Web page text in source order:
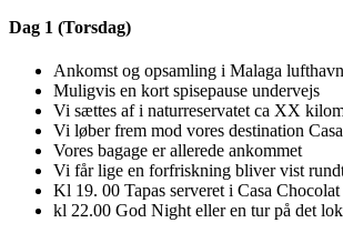
Dag 1 (Torsdag)
Ankomst og opsamling i Malaga
Muligvis en kort spisepause undervejs
Vi sættes af i naturreservatet ca XX
Vi løber frem mod vores destination
Vores bagage er allerede ankommet
Vi får lige en forfriskning bliver vist
Kl 19. 00 Tapas serveret i Casa Chocolat
kl 22.00 God Night eller en tur på det